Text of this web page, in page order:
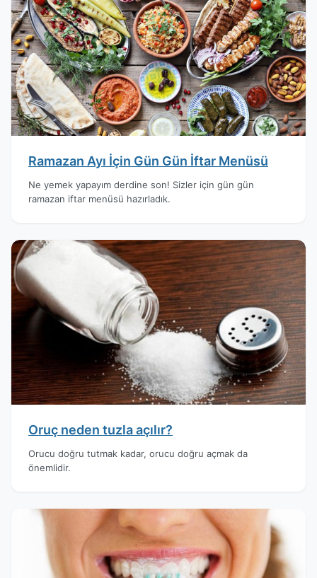
Ramazan Ayı İçin Gün Gün İftar Menüsü
Ne yemek yapayım derdine son! Sizler için gün gün
ramazan iftar menüsü hazırladık.
Oruç neden tuzla açılır?
Orucu doğru tutmak kadar, orucu doğru açmak da
önemlidir.